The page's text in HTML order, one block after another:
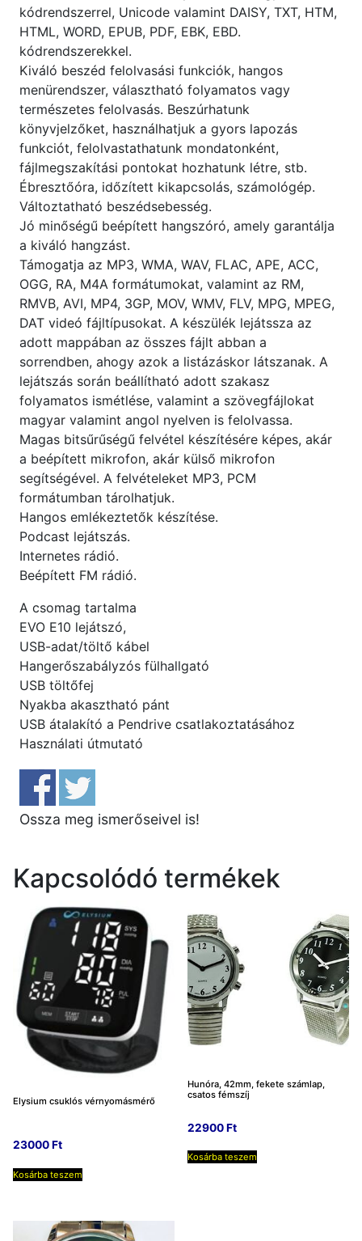
kódrendszerrel, Unicode valamint DAISY, TXT, HTM,
HTML, WORD, EPUB, PDF, EBK, EBD.
kódrendszerekkel.
Kiváló beszéd felolvasási funkciók, hangos
menürendszer, választható folyamatos vagy
természetes felolvasás. Beszúrhatunk
könyvjelzőket, használhatjuk a gyors lapozás
funkciót, felolvastathatunk mondatonként,
fájlmegszakítási pontokat hozhatunk létre, stb.
Ébresztőóra, időzített kikapcsolás, számológép.
Változtatható beszédsebesség.
Jó minőségű beépített hangszóró, amely garantálja
a kiváló hangzást.
Támogatja az MP3, WMA, WAV, FLAC, APE, ACC,
OGG, RA, M4A formátumokat, valamint az RM,
RMVB, AVI, MP4, 3GP, MOV, WMV, FLV, MPG, MPEG,
DAT videó fájltípusokat. A készülék lejátssza az
adott mappában az összes fájlt abban a
sorrendben, ahogy azok a listázáskor látszanak. A
lejátszás során beállítható adott szakasz
folyamatos ismétlése, valamint a szövegfájlokat
magyar valamint angol nyelven is felolvassa.
Magas bitsűrűségű felvétel készítésére képes, akár
a beépített mikrofon, akár külső mikrofon
segítségével. A felvételeket MP3, PCM
formátumban tárolhatjuk.
Hangos emlékeztetők készítése.
Podcast lejátszás.
Internetes rádió.
Beépített FM rádió.
A csomag tartalma
EVO E10 lejátszó,
USB-adat/töltő kábel
Hangerőszabályzós fülhallgató
USB töltőfej
Nyakba akasztható pánt
USB átalakító a Pendrive csatlakoztatásához
Használati útmutató
Ossza meg ismerőseivel is!
Kapcsolódó termékek
Elysium csuklós vérnyomásmérő
23000Ft
Kosárba teszem
Hunóra, 42mm, fekete számlap,
csatos fémszíj
22900Ft
Kosárba teszem